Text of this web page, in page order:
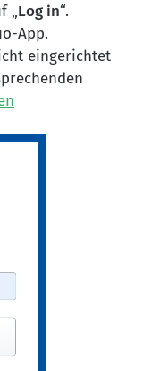
„Log in“.
App.
eingerichtet